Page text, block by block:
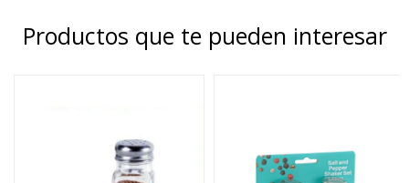
Productos que te pueden interesar